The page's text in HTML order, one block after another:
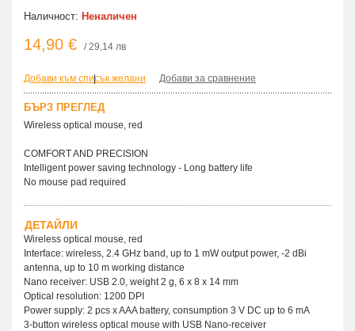
Наличност: Неналичен
14,90 € / 29,14 лв
Добави към списък желани
| Добави за сравнение
БЪРЗ ПРЕГЛЕД
Wireless optical mouse, red
COMFORT AND PRECISION
Intelligent power saving technology - Long battery life
No mouse pad required
ДЕТАЙЛИ
Wireless optical mouse, red
Interface: wireless, 2.4 GHz band, up to 1 mW output power, -2 dBi
antenna, up to 10 m working distance
Nano receiver: USB 2.0, weight 2 g, 6 x 8 x 14 mm
Optical resolution: 1200 DPI
Power supply: 2 pcs x AAA battery, consumption 3 V DC up to 6 mA
3-button wireless optical mouse with USB Nano-receiver